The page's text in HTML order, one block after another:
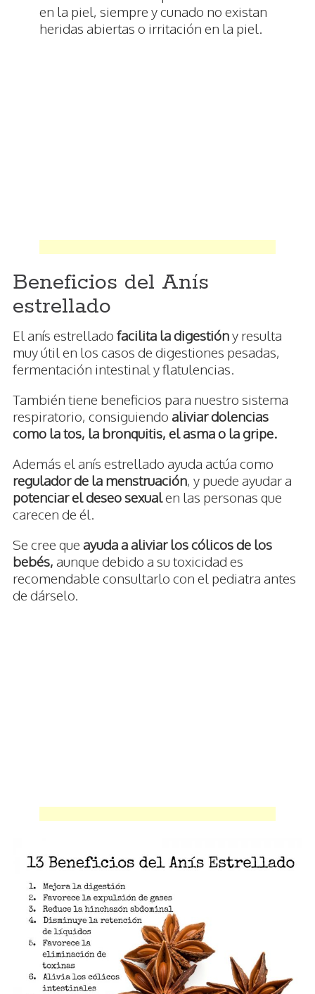
en la piel, siempre y cunado no existan
heridas abiertas o irritación en la piel.
Beneficios del Anís
estrellado
El anís estrellado facilita la digestióny resulta
muy útil en los casos de digestiones pesadas,
fermentación intestinal y flatulencias.
También tiene beneficios para nuestro sistema
respiratorio, consiguiendo aliviar dolencias
como la tos, la bronquitis, el asma o la gripe.
Además el anís estrellado ayuda actúa como
regulador de la menstruación, y puede ayudar a
potenciar el deseo sexual en las personas que
carecen de él.
Se cree que ayuda a aliviar los cólicos de los
bebés, aunque debido a su toxicidad es
recomendable consultarlo con el pediatra antes
de dárselo.